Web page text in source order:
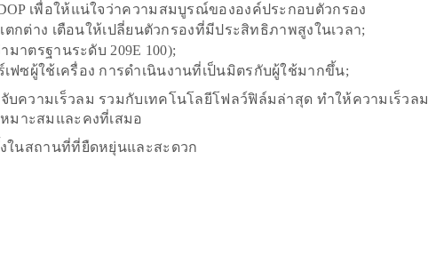
เพื่อให้แน่ใจว่าความสมบูรณ์ขององค์ประกอบตัวกรอง
ตกต่าง เตือนให้เปลี่ยนตัวกรองที่มีประสิทธิภาพสูงในเวลา;
าตรฐานระดับ 209E 100);
ฟซผู้ใช้เครื่อง การดำเนินงานที่เป็นมิตรกับผู้ใช้มากขึ้น;
ความเร็วลม รวมกับเทคโนโลยีโฟลว์ฟิล์มล่าสุด ทำให้ความเร็วลม
มาะสมและคงที่เสมอ
ในสถานที่ที่ยืดหยุ่นและสะดวก